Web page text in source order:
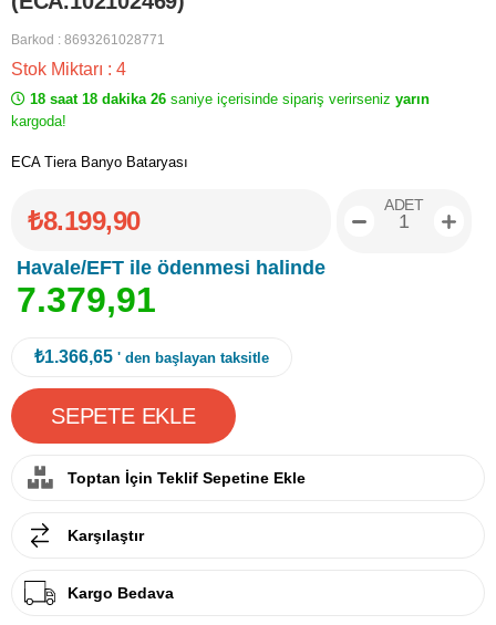
Barkod : 8693261028771
Stok Miktarı : 4
18 saat 18 dakika 26 saniye içerisinde sipariş verirseniz yarın
kargoda!
ECA Tiera Banyo Bataryası
₺8.199,90
Havale/EFT ile ödenmesi halinde
7.379,91
ADET
₺1.366,65 ' den başlayan taksitle
Toptan İçin Teklif Sepetine Ekle
Karşılaştır
Kargo Bedava